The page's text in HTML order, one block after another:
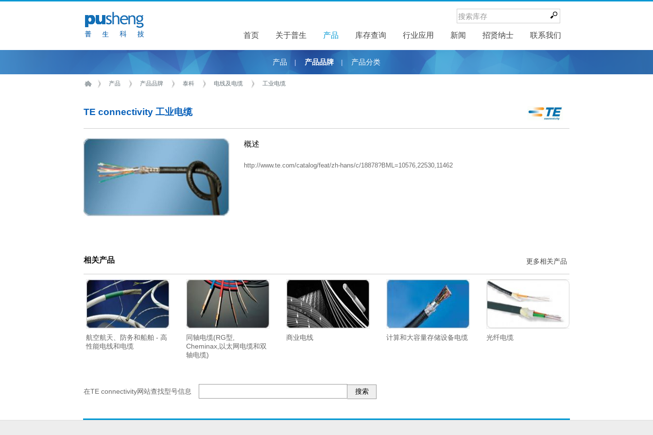
首页 关于普生
关于普生 产品
产品 库存查询 行业应用 新闻
新闻 招贤纳士 联系我们
产品 产品品牌 产品分类
产品 产品品牌 泰科 电线及电缆 工业电缆
TE connectivity 工业电缆
概述
http://www.te.com/catalog/feat/zh-hans/c/18878?BML=10576,22530,11462
更多相关产品
相关产品
航空航天、防务和船舶 - 高
性能电线和电缆
同轴电缆(RG型,
Cheminax,以太网电缆和双
轴电缆)
商业电线 计算和大容量存储设备电缆 光纤电缆
在TE connectivity网站查找型号信息 搜索